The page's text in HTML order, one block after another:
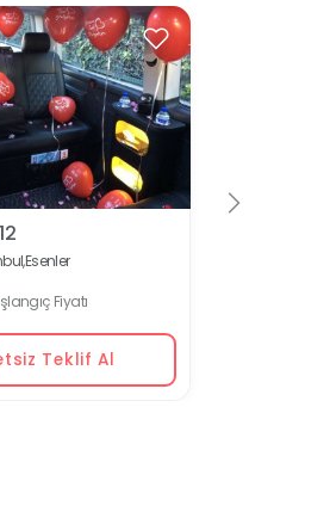
Esenler
Fiyatı
Teklif Al